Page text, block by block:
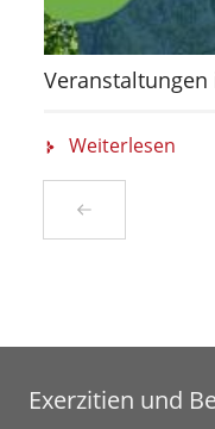
Weiterlesen
Exerzitien und